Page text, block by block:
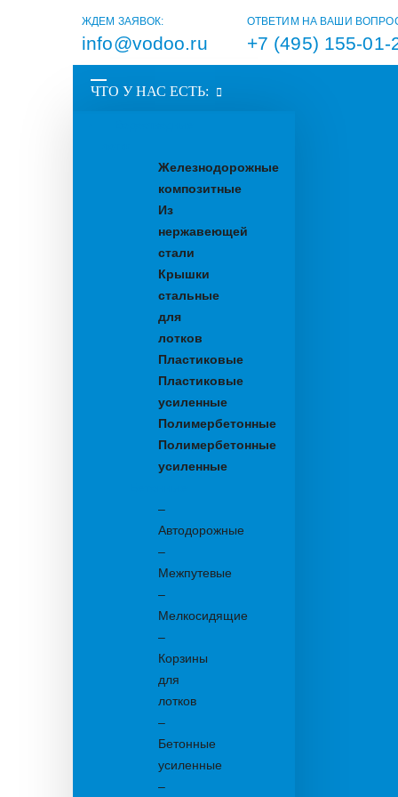
ЖДЕМ ЗАЯВОК:
info@vodoo.ru
ОТВЕТИМ НА ВАШИ
+7 (495) 155-01-
ЧТО У НАС ЕСТЬ:
Железнодорожные
композитные
Из
нержавеющей
стали
Крышки
стальные
для
лотков
Пластиковые
Пластиковые
усиленные
Полимербетонные
Полимербетонные
усиленные
–
Автодорожные
–
Межпутевые
–
Мелкосидящие
–
Корзины
для
лотков
–
Бетонные
усиленные
–